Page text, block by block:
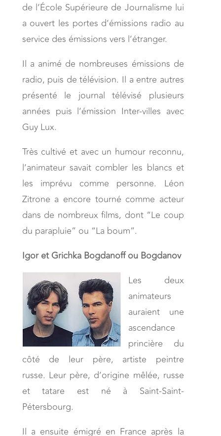
de l’École Supérieure de Journalisme lui
a ouvert les portes d’émissions radio au
service des émissions vers l’étranger.
Il a animé de nombreuses émissions de
radio, puis de télévision. Il a entre autres
présenté le journal télévisé plusieurs
années puis l’émission Inter-villes avec
Guy Lux.
Très cultivé et avec un humour reconnu,
l’animateur savait combler les blancs et
les imprévu comme personne. Léon
Zitrone a encore tourné comme acteur
dans de nombreux films, dont “Le coup
du parapluie” ou “La boum”.
Igor et Grichka Bogdanoff ou Bogdanov
Les deux
animateurs
auraient une
ascendance
princière du
côté de leur père, artiste peintre
russe. Leur père, d’origine mêlée, russe
et tatare est né à Saint-Saint-
Pétersbourg.
Il a ensuite émigré en France après la